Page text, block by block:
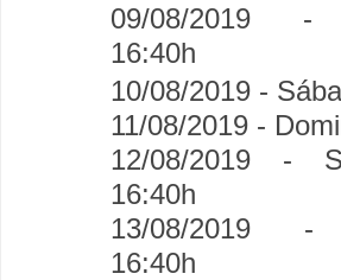
09/08/2019 -
16:40h
10/08/2019 -
11/08/2019 -
12/08/2019 -
16:40h
13/08/2019 -
16:40h